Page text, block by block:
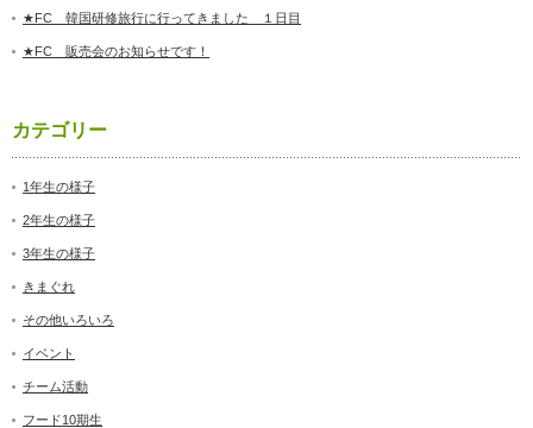
★FC 韓国研修旅行に行ってきました １日目
★FC 販売会のお知らせです！
カテゴリー
1年生の様子
2年生の様子
3年生の様子
きまぐれ
その他いろいろ
イベント
チーム活動
フード10期生